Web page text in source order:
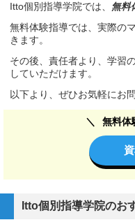
Itto個別指導学院では、 無料
無料体験指導では、実際の
きます。
その後、責任者より、学習
していただけます。
以下より、ぜひお気軽にお
無料体
Itto個別指導学院のお